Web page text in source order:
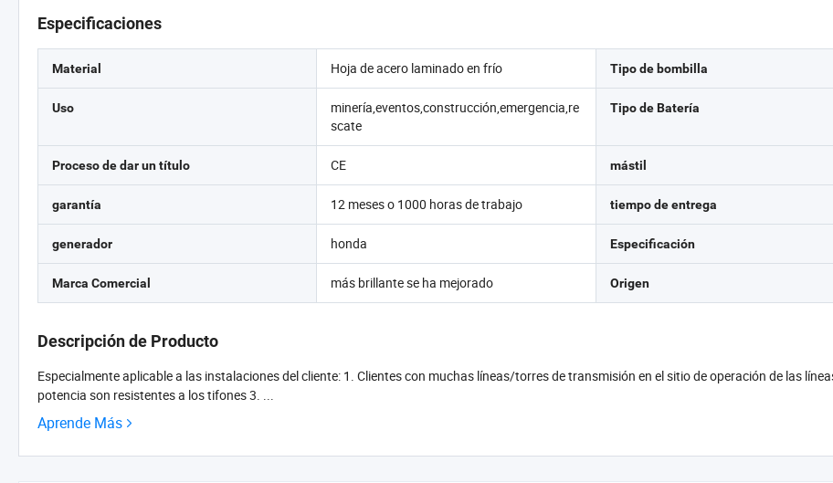
Especificaciones
Material Hoja de acero laminado en frío Tipo de bombilla
Uso
minería,eventos,construcción,emergencia,re
scate
Tipo de Batería
Proceso de dar un título CE mástil
garantía 12 meses o 1000 horas de trabajo tiempo de entrega
generador honda Especificación
Marca Comercial más brillante se ha mejorado Origen
Descripción de Producto
Especialmente aplicable a las instalaciones del cliente: 1. Clientes con muchas líneas/torres de transmisión en el sitio de operación de las
potencia son resistentes a los tifones 3. ...
Aprende Más